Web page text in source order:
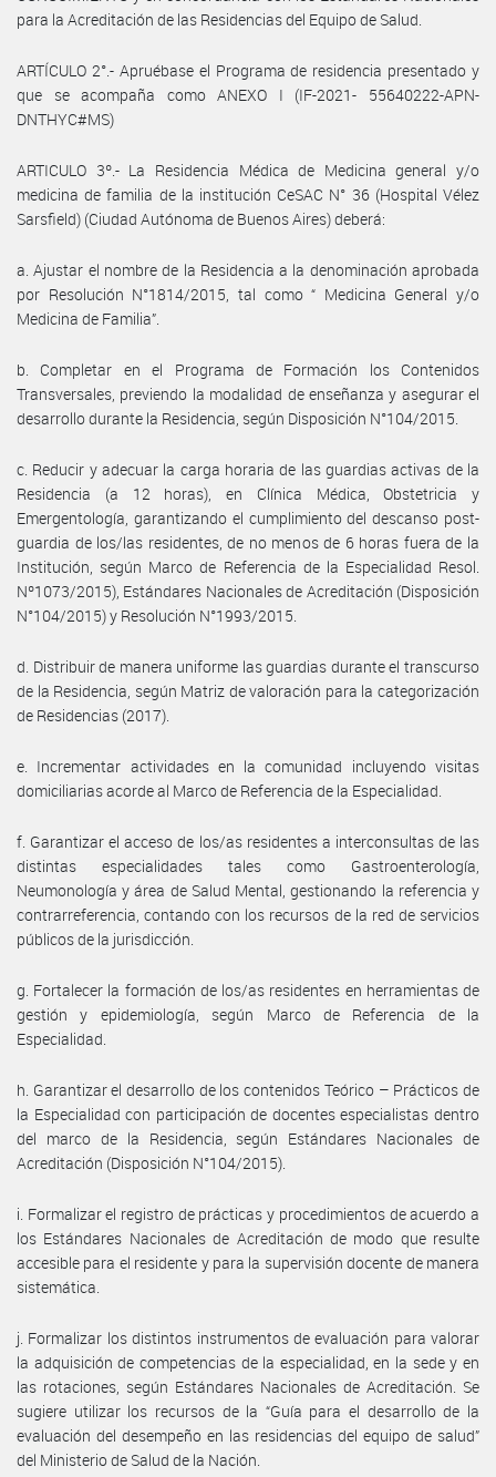
para la Acreditación de las Residencias del Equipo de Salud.
ARTÍCULO 2°.- Apruébase el Programa de residencia presentado y
que se acompaña como ANEXO I (IF-2021- 55640222-APN-
DNTHYC#MS)
ARTICULO 3º.- La Residencia Médica de Medicina general y/o
medicina de familia de la institución CeSAC N° 36 (Hospital Vélez
Sarsfield) (Ciudad Autónoma de Buenos Aires) deberá:
a. Ajustar el nombre de la Residencia a la denominación aprobada
por Resolución N°1814/2015, tal como “ Medicina General y/o
Medicina de Familia”.
b. Completar en el Programa de Formación los Contenidos
Transversales, previendo la modalidad de enseñanza y asegurar el
desarrollo durante la Residencia, según Disposición N°104/2015.
c. Reducir y adecuar la carga horaria de las guardias activas de la
Residencia (a 12 horas), en Clínica Médica, Obstetricia y
Emergentología, garantizando el cumplimiento del descanso post-
guardia de los/las residentes, de no menos de 6 horas fuera de la
Institución, según Marco de Referencia de la Especialidad Resol.
Nº1073/2015), Estándares Nacionales de Acreditación (Disposición
N°104/2015) y Resolución N°1993/2015.
d. Distribuir de manera uniforme las guardias durante el transcurso
de la Residencia, según Matriz de valoración para la categorización
de Residencias (2017).
e. Incrementar actividades en la comunidad incluyendo visitas
domiciliarias acorde al Marco de Referencia de la Especialidad.
f. Garantizar el acceso de los/as residentes a interconsultas de las
distintas especialidades tales como Gastroenterología,
Neumonología y área de Salud Mental, gestionando la referencia y
contrarreferencia, contando con los recursos de la red de servicios
públicos de la jurisdicción.
g. Fortalecer la formación de los/as residentes en herramientas de
gestión y epidemiología, según Marco de Referencia de la
Especialidad.
h. Garantizar el desarrollo de los contenidos Teórico – Prácticos de
la Especialidad con participación de docentes especialistas dentro
del marco de la Residencia, según Estándares Nacionales de
Acreditación (Disposición N°104/2015).
i. Formalizar el registro de prácticas y procedimientos de acuerdo a
los Estándares Nacionales de Acreditación de modo que resulte
accesible para el residente y para la supervisión docente de manera
sistemática.
j. Formalizar los distintos instrumentos de evaluación para valorar
la adquisición de competencias de la especialidad, en la sede y en
las rotaciones, según Estándares Nacionales de Acreditación. Se
sugiere utilizar los recursos de la “Guía para el desarrollo de la
evaluación del desempeño en las residencias del equipo de salud”
del Ministerio de Salud de la Nación.